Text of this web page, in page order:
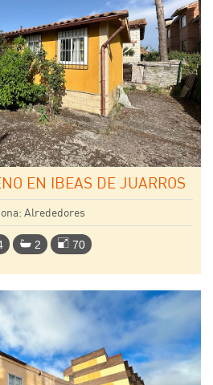
EN IBEAS DE JUARROS
Alrededores
2 70